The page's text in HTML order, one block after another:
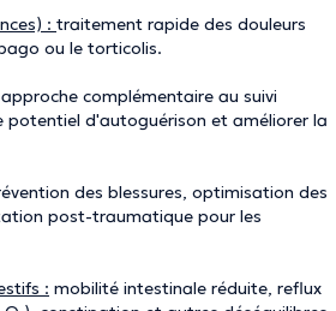
: traitement rapide des douleurs
ou le torticolis.
complémentaire au suivi
potentiel d'autoguérison et améliorer la
des blessures, optimisation des
post-traumatique pour les
: mobilité intestinale réduite, reflux